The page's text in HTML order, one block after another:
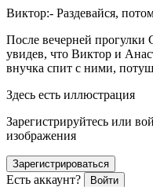
Виктор:- Раздевайся,
После вечерней прогулки
увидев, что Виктор и
внучка спит с ними,
Здесь есть иллюстрация
Зарегистрируйтесь или
изображения
Зарегистрироваться
Есть аккаунт? Войти